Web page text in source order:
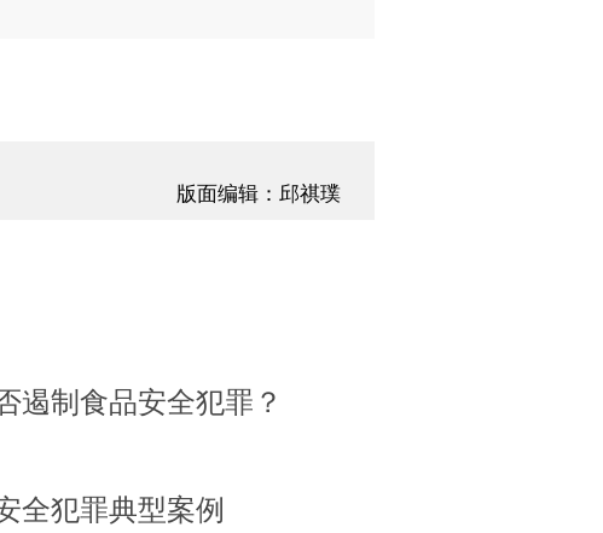
版面编辑：邱祺璞
遏制食品安全犯罪？
全犯罪典型案例